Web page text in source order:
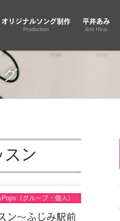
オリジナルソング制作
Production
平井あみ
Ami Hirai
スン
（グループ・個人）
ン〜ふじみ駅前